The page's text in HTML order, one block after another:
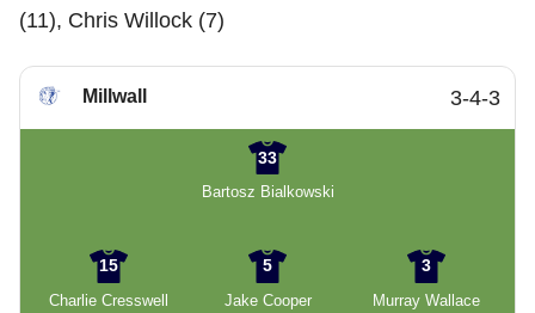
(11), Chris Willock (7)
Millwall 3-4-3
33
Bartosz Bialkowski
15
Charlie Cresswell
5
Jake Cooper
3
Murray Wallace